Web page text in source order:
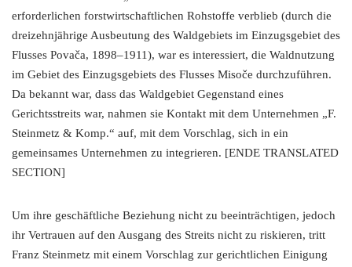
erforderlichen forstwirtschaftlichen Rohstoffe verblieb (durch die
dreizehnjährige Ausbeutung des Waldgebiets im Einzugsgebiet des
Flusses Povača, 1898–1911), war es interessiert, die Waldnutzung
im Gebiet des Einzugsgebiets des Flusses Misoče durchzuführen.
Da bekannt war, dass das Waldgebiet Gegenstand eines
Gerichtsstreits war, nahmen sie Kontakt mit dem Unternehmen „F.
Steinmetz & Komp.“ auf, mit dem Vorschlag, sich in ein
gemeinsames Unternehmen zu integrieren. [ENDE TRANSLATED
SECTION]
Um ihre geschäftliche Beziehung nicht zu beeinträchtigen, jedoch
ihr Vertrauen auf den Ausgang des Streits nicht zu riskieren, tritt
Franz Steinmetz mit einem Vorschlag zur gerichtlichen Einigung